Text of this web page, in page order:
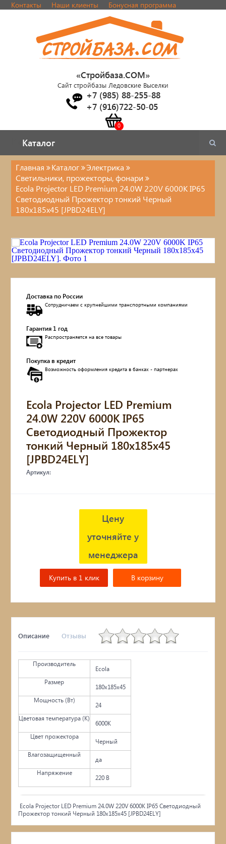
Контакты Наши клиенты Бонусная программа
«Стройбаза.COM»
Сайт стройбазы Ледовские Выселки
+7 (985) 88-255-88
+7 (916)722-50-05
Каталог
Каталог
Электрика
Главная Каталог
Электрика
Светильники, прожекторы, фонари
Ecola Projector LED Premium 24.0W 220V 6000K IP65
Светодиодный Прожектор тонкий Черный
180x185x45 [JPBD24ELY]
Доставка по России
Сотрудничаем с крупнейшими транспортными компаниями
Гарантия 1 год
Распространяется на все товары
Покупка в кредит
Возможность оформления кредита в банках - партнерах
Ecola Projector LED Premium
24.0W 220V 6000K IP65
Светодиодный Прожектор
тонкий Черный 180x185x45
[JPBD24ELY]
Артикул:
Цену
уточняйте у
менеджера
В корзину
Купить в 1 клик
Описание Отзывы
Производитель
Ecola
Размер
180x185x45
Мощность (Вт)
24
Цветовая температура (К)
6000K
Цвет прожектора
Черный
Влагозащищенный
да
Напряжение
220 В
Ecola Projector LED Premium 24.0W 220V 6000K IP65 Светодиодный
Прожектор тонкий Черный 180x185x45 [JPBD24ELY]